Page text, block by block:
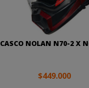
CASCO NOLAN N70-2 X
$449.000